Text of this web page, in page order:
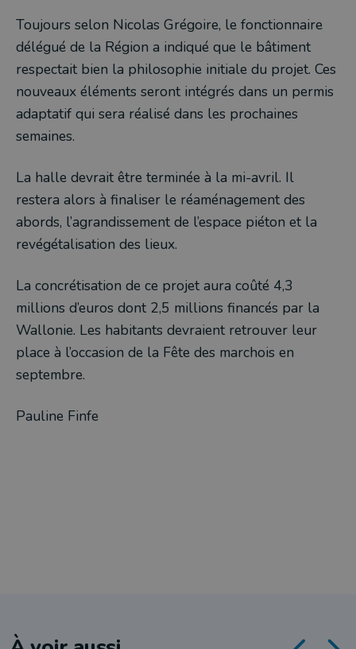
Toujours selon Nicolas Grégoire, le fonctionnaire
délégué de la Région a indiqué que le bâtiment
respectait bien la philosophie initiale du projet. Ces
nouveaux éléments seront intégrés dans un permis
adaptatif qui sera réalisé dans les prochaines
semaines.
La halle devrait être terminée à la mi-avril. Il
restera alors à finaliser le réaménagement des
abords, l’agrandissement de l’espace piéton et la
revégétalisation des lieux.
La concrétisation de ce projet aura coûté 4,3
millions d’euros dont 2,5 millions financés par la
Wallonie. Les habitants devraient retrouver leur
place à l’occasion de la Fête des marchois en
septembre.
Pauline Finfe